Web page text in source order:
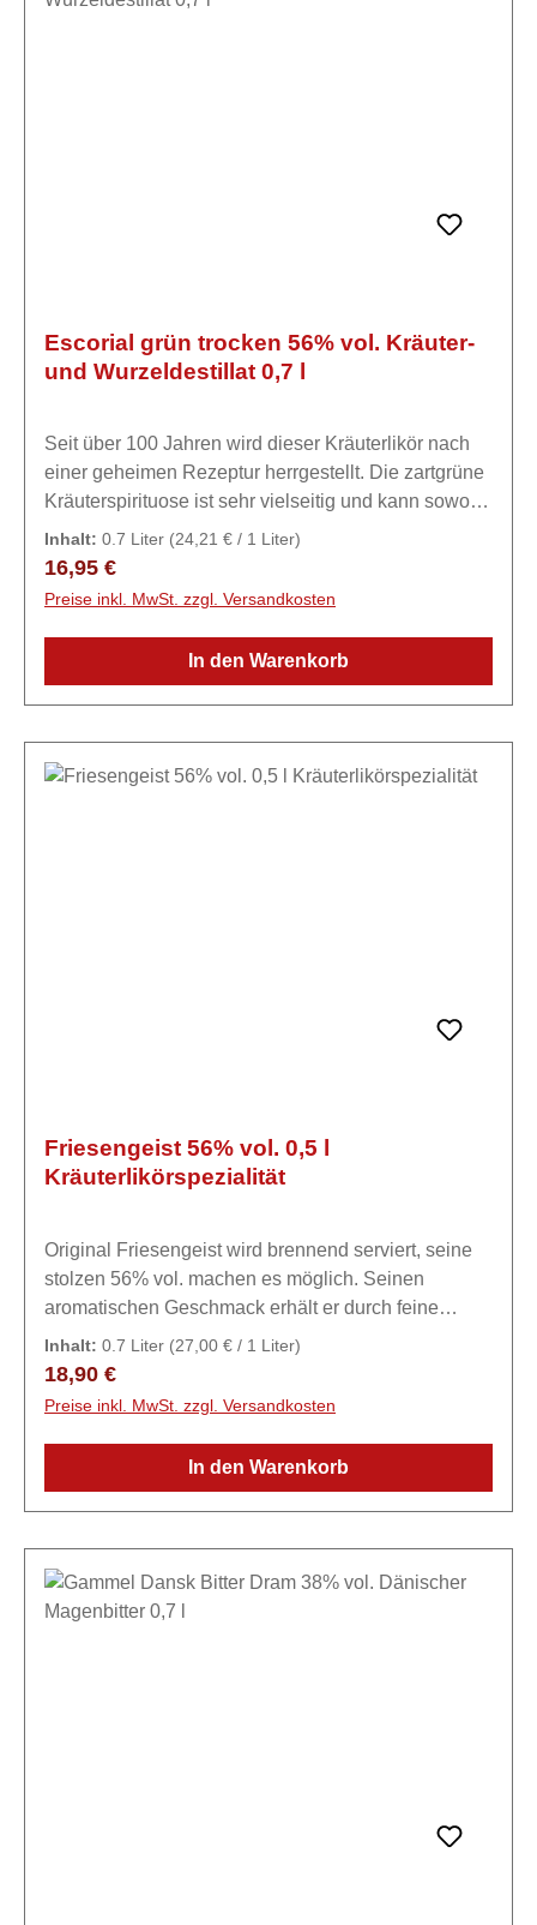
und Geschichte – perfekt für Liebhaber klassischer
Escorial grün trocken 56% vol. Kräuter-
und Wurzeldestillat 0,7 l
Seit über 100 Jahren wird dieser Kräuterlikör nach
einer geheimen Rezeptur herrgestellt. Die zartgrüne
Kräuterspirituose ist sehr vielseitig und kann sowohl
pur als Aperitif, als auch in außergewöhnlichen
Cocktails genossen werden.
Inhalt: 0.7 Liter (24,21 € / 1 Liter)
Regulärer Preis:
16,95 €
Preise inkl. MwSt. zzgl. Versandkosten
In den Warenkorb
Friesengeist 56% vol. 0,5 l
Kräuterlikörspezialität
Original Friesengeist wird brennend serviert, seine
stolzen 56% vol. machen es möglich. Seinen
aromatischen Geschmack erhält er durch feine
Frucht- und KräuterauszügeExpertiseFriesengeist ist
ein in Holzfässern abgelagerter, edler Kornbrand,
Geschmack erhält Friesengeist durch feine Frucht-
und Kräuterauszüge, die ihm ein kräftiges, herbes
verleihen.
Inhalt: 0.7 Liter (27,00 € / 1 Liter)
Regulärer Preis:
18,90 €
Preise inkl. MwSt. zzgl. Versandkosten
In den Warenkorb